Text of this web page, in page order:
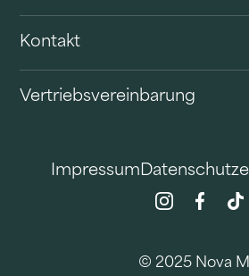
Kontakt
Vertriebsvereinbarung
Impressum
© 2025 Nova